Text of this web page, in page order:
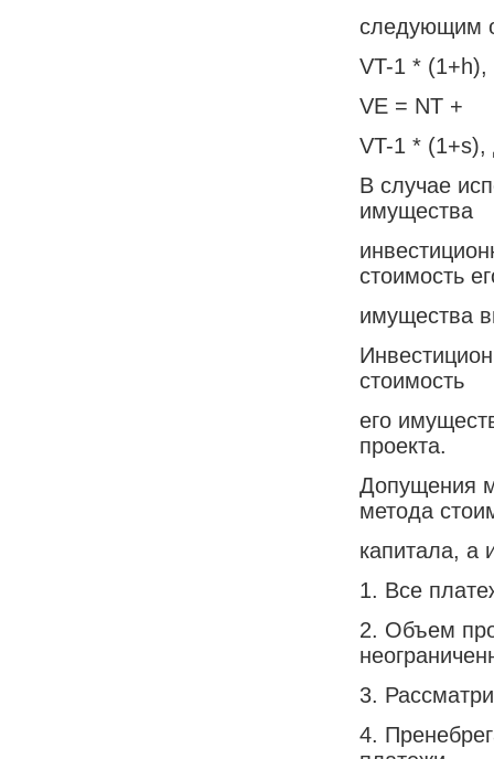
следующим
VT-1 *
VE = NT +
VT-1 * (1+s),
В случае
имущества
стоимость
имущества
стоимость
его
проекта.
Допущения
метода
капитала, а
1. Все
2. Объем
3.
4.